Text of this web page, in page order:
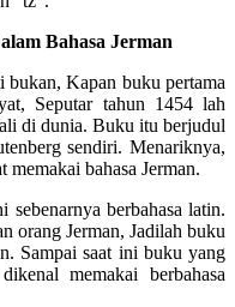
Bahasa Jerman
bukan, Kapan buku pertama
Seputar tahun 1454 lah
di dunia. Buku itu berjudul
sendiri. Menariknya,
bahasa Jerman.
berbahasa latin.
orang Jerman, Jadilah buku
Sampai saat ini buku yang
memakai berbahasa